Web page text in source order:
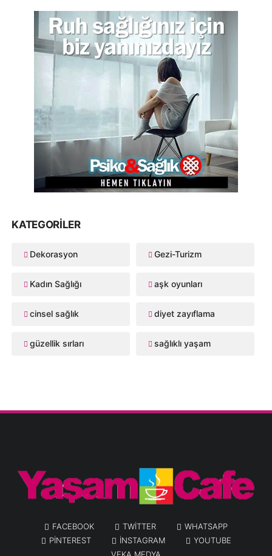
KATEGORILER
Dekorasyon Gezi-Turizm
Kadın Sağlığı aşk oyunları
cinsel sağlık diyet zayıflama
güzellik sırları sağlıklı yaşam
FACEBOOK TWITTER
WHATSAPP
PINTEREST
INSTAGRAM
YOUTUBE
VEKA MEDYA